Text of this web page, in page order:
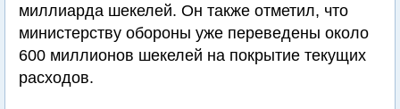
миллиарда шекелей. Он также отметил, что
министерству обороны уже переведены около
600 миллионов шекелей на покрытие текущих
расходов.